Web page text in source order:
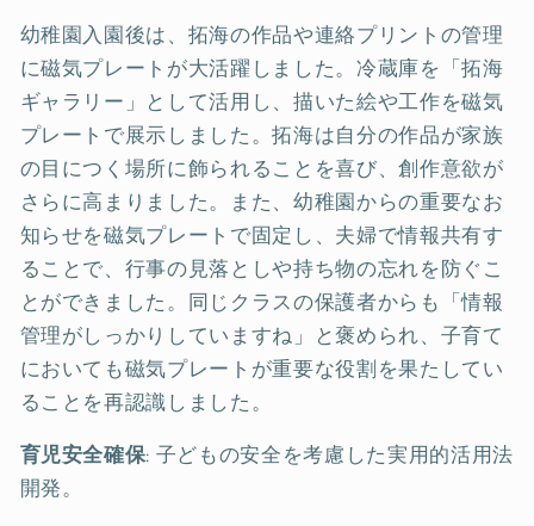
幼稚園入園後は、拓海の作品や連絡プリントの管理
に磁気プレートが大活躍しました。冷蔵庫を「拓海
ギャラリー」として活用し、描いた絵や工作を磁気
プレートで展示しました。拓海は自分の作品が家族
の目につく場所に飾られることを喜び、創作意欲が
さらに高まりました。また、幼稚園からの重要なお
知らせを磁気プレートで固定し、夫婦で情報共有す
ることで、行事の見落としや持ち物の忘れを防ぐこ
とができました。同じクラスの保護者からも「情報
管理がしっかりしていますね」と褒められ、子育て
においても磁気プレートが重要な役割を果たしてい
ることを再認識しました。
育児安全確保: 子どもの安全を考慮した実用的活用法
開発。